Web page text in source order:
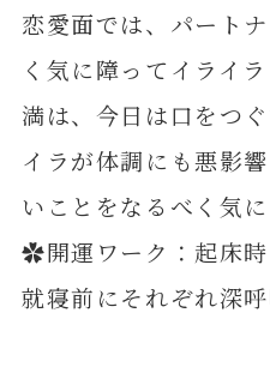
恋愛面では、パート
く気に障ってイライ
満は、今日は口をつ
イラが体調にも悪影
いことをなるべく気に
✿開運ワーク：起床時
就寝前にそれぞれ深